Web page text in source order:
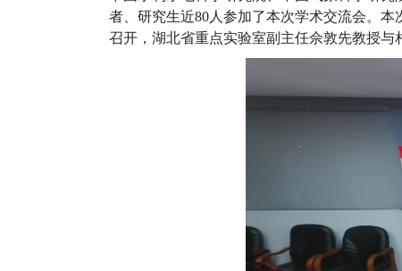
者、研究生近80人参加了本次学术交流会。
召开，湖北省重点实验室副主任佘敦先教授与